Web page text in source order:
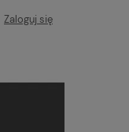
Zaloguj się